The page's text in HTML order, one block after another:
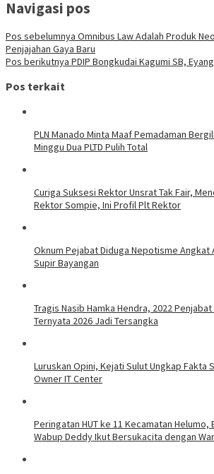
Navigasi pos
Pos sebelumnya Omnibus Law Adalah Produk
Penjajahan Gaya Baru
Pos berikutnya PDIP Bongkudai Kagumi SB,
Pos terkait
PLN Manado Minta Maaf Pemadaman
Minggu Dua PLTD Pulih Total
Curiga Suksesi Rektor Unsrat Tak Fair,
Rektor Sompie, Ini Profil Plt Rektor
Oknum Pejabat Diduga Nepotisme Angkat
Supir Bayangan
Tragis Nasib Hamka Hendra, 2022
Ternyata 2026 Jadi Tersangka
Luruskan Opini, Kejati Sulut Ungkap Fakta
Owner IT Center
Peringatan HUT ke 11 Kecamatan Helumo,
Wabup Deddy Ikut Bersukacita dengan